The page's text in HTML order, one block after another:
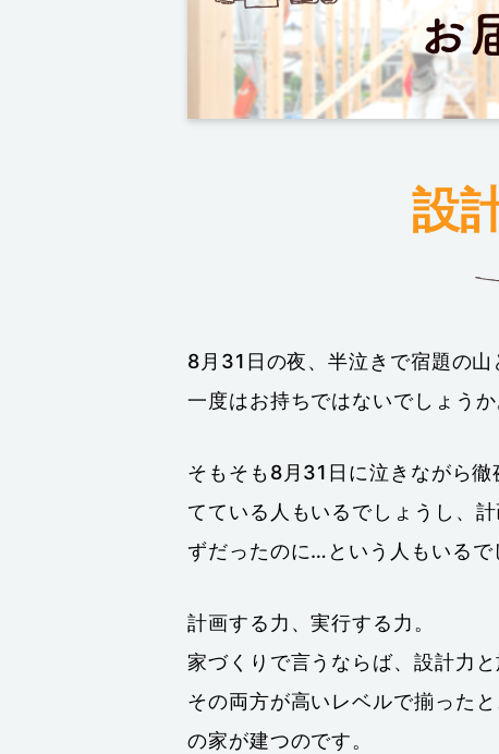
設
8月31日の夜、半泣きで宿題の
一度はお持ちではないでしょうか
そもそも8月31日に泣きながら
てている人もいるでしょうし、
ずだったのに…という人もいるで
計画する力、実行する力。
家づくりで言うならば、設計力と
その両方が高いレベルで揃った
の家が建つのです。